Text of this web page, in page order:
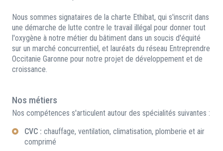
Nous sommes signataires de la charte Ethibat, qui s'inscrit dans
une démarche de lutte contre le travail illégal pour donner tout
l'oxygène à notre métier du bâtiment dans un soucis d'équité
sur un marché concurrentiel, et lauréats du réseau Entreprendre
Occitanie Garonne pour notre projet de développement et de
croissance.
Nos métiers
Nos compétences s'articulent autour des spécialités suivantes :
CVC : chauffage, ventilation, climatisation, plomberie et air
comprimé